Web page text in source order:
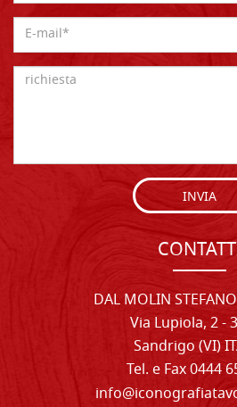
INVIA
DAL MOLIN
Via Lupiola, 2 -
Sandrigo (VI)
Tel. e Fax 0444